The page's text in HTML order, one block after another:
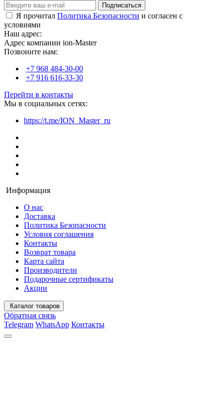
Подписаться
Я прочитал Политика Безопасности и согласен с
условиями
Наш адрес:
Адрес компании ion-Master
Позвоните нам:
+7 968 484-30-00
+7 916 616-33-30
Перейти в контакты
Мы в социальных сетях:
https://t.me/ION_Master_ru
Информация
О нас
Доставка
Политика Безопасности
Условия соглашения
Контакты
Возврат товара
Карта сайта
Производители
Подарочные сертификаты
Акции
Каталог товаров
Обратная связь
Telegram WhatsApp Контакты